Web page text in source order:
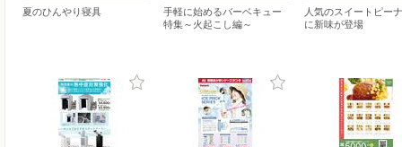
夏のひんやり寝具
手軽に始めるバーベキュー
特集～火起こし編～
人気のスイートピー
に新味が登場